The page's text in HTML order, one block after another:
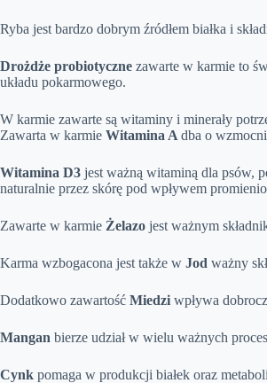
Ryba jest bardzo dobrym źródłem białka i
Drożdże probiotyczne zawarte w karmie to
układu pokarmowego.
W karmie zawarte są witaminy i minerały
Zawarta w karmie Witamina A dba o
Witamina D3 jest ważną witaminą dla psów,
naturalnie przez skórę pod wpływem
Zawarte w karmie Żelazo jest ważnym
Karma wzbogacona jest także w Jod ważny
Dodatkowo zawartość Miedzi wpływa
Mangan bierze udział w wielu ważnych
Cynk pomaga w produkcji białek oraz